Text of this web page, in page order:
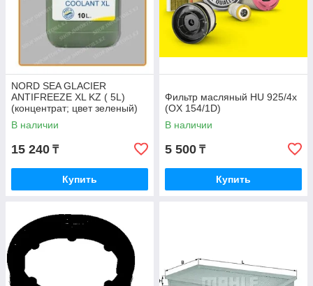
NORD SEA GLACIER
ANTIFREEZE XL KZ ( 5L)
(концентрат; цвет зеленый)
В наличии
15 240 ₸
Купить
Фильтр масляный HU 925/4x
(OX 154/1D)
В наличии
5 500 ₸
Купить